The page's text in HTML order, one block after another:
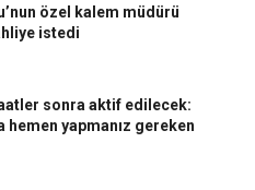
özel kalem müdürü
istedi
sonra aktif edilecek:
hemen yapmanız gereken